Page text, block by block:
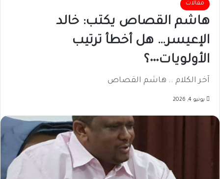
مقالات
هاشم القصاص يكتب: خالد
الإعيسر… هل أخطأ ترتيب
الأولويات٠٠٠؟
آخر الكلام .. هاشم القصاص
يونيو 4, 2026